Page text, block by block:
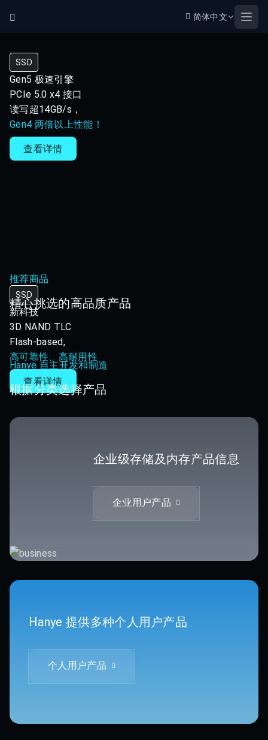
简体中文
SSD
Gen5 极速引擎
PCIe 5.0 x4 接口
读写超14GB/s，
Gen4 两倍以上性能！
查看详情
SSD
新科技
3D NAND TLC
Flash-based,
高可靠性、高耐用性
查看详情
推荐商品
精心挑选的高品质产品
Hanye 自主开发和制造
根据分类选择产品
企业级存储及内存产品信息
企业用户产品
Hanye 提供多种个人用户产品
个人用户产品